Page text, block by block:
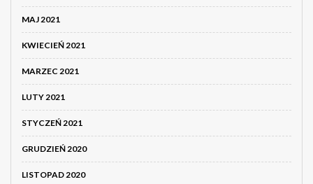
MAJ 2021
KWIECIEŃ 2021
MARZEC 2021
LUTY 2021
STYCZEŃ 2021
GRUDZIEŃ 2020
LISTOPAD 2020